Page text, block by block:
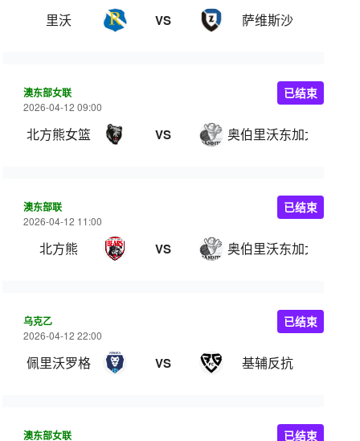
里沃 VS 萨维斯沙
澳东部女联
2026-04-12 09:00
北方熊女篮 VS 奥伯里沃东加大盗女篮
已结束
澳东部联
2026-04-12 11:00
北方熊 VS 奥伯里沃东加大盗
已结束
乌克乙
2026-04-12 22:00
佩里沃罗格 VS 基辅反抗
已结束
澳东部女联 已结束